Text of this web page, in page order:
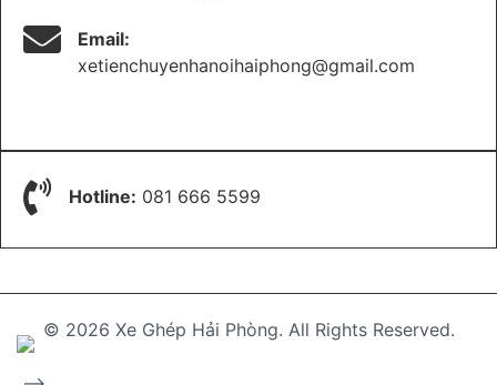
Email:
xetienchuyenhanoihaiphong@gmail.com
Hotline: 081 666 5599
© 2026 Xe Ghép Hải Phòng. All Rights Reserved.